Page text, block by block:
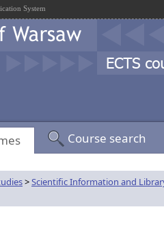
System
Course search
>Scientific Information and